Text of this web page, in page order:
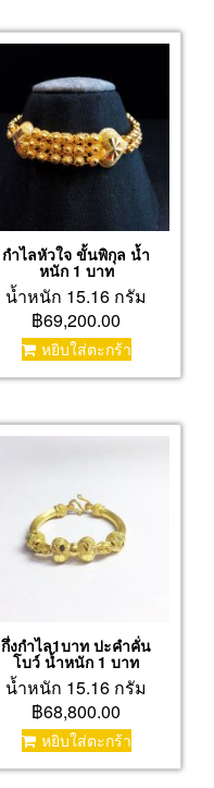
กำไลหัวใจ ขั้นพิกุล น้ำ
หนัก 1 บาท
น้ำหนัก 15.16 กรัม
฿69,200.00
หยิบใส่ตะกร้า
กึ่งกำไล1บาท ปะคำคั่น
โบว์ น้ำหนัก 1 บาท
น้ำหนัก 15.16 กรัม
฿68,800.00
หยิบใส่ตะกร้า